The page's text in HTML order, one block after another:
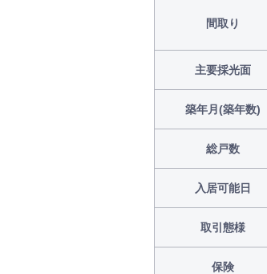
間取り
主要採光面
築年月(築年数)
総戸数
入居可能日
取引態様
保険